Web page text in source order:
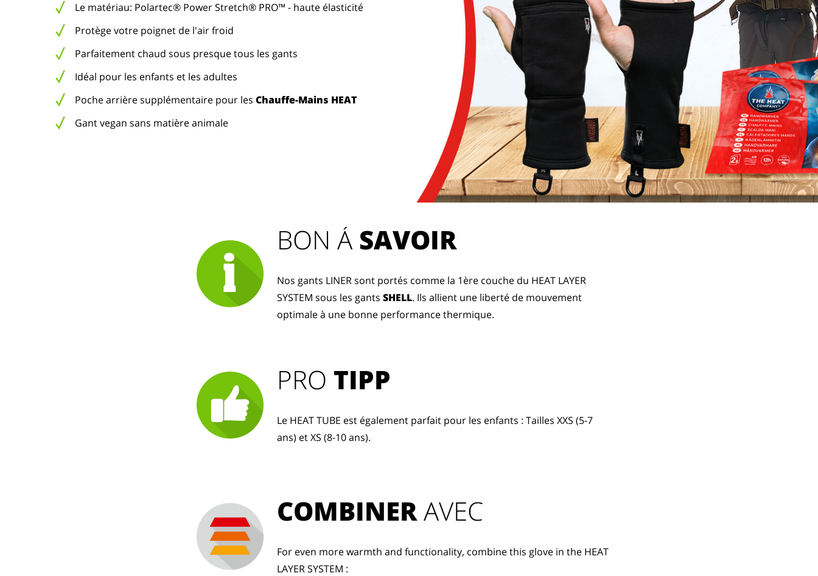
Le matériau: Polartec® Power Stretch® PRO™ - haute élasticité
Protège votre poignet de l'air froid
Parfaitement chaud sous presque tous les gants
Idéal pour les enfants et les adultes
Poche arrière supplémentaire pour les Chauffe-Mains HEAT
Gant vegan sans matière animale
PRO TIPP
Le HEAT TUBE est également parfait pour les enfants : Tailles XXS (5-7
ans) et XS (8-10 ans).
BON Á SAVOIR
Nos gants LINER sont portés comme la 1ère couche du HEAT LAYER
SYSTEM sous les gants SHELL. Ils allient une liberté de mouvement
optimale à une bonne performance thermique.
COMBINER AVEC
For even more warmth and functionality, combine this glove in the HEAT
LAYER SYSTEM :